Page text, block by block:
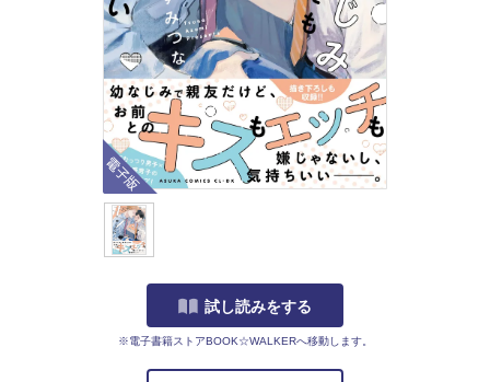
電子版
試し読みをする
※電子書籍ストアBOOK☆WALKERへ移動します。